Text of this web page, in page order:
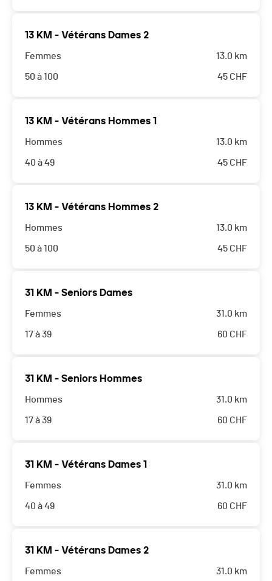
13 KM - Vétérans Dames 2
Femmes
50 à 100
13.0 km
45 CHF
13 KM - Vétérans Hommes 1
Hommes
40 à 49
13.0 km
45 CHF
13 KM - Vétérans Hommes 2
Hommes
50 à 100
13.0 km
45 CHF
31 KM - Seniors Dames
Femmes
17 à 39
31.0 km
60 CHF
31 KM - Seniors Hommes
Hommes
17 à 39
31.0 km
60 CHF
31 KM - Vétérans Dames 1
Femmes
40 à 49
31.0 km
60 CHF
31 KM - Vétérans Dames 2
Femmes 31.0 km